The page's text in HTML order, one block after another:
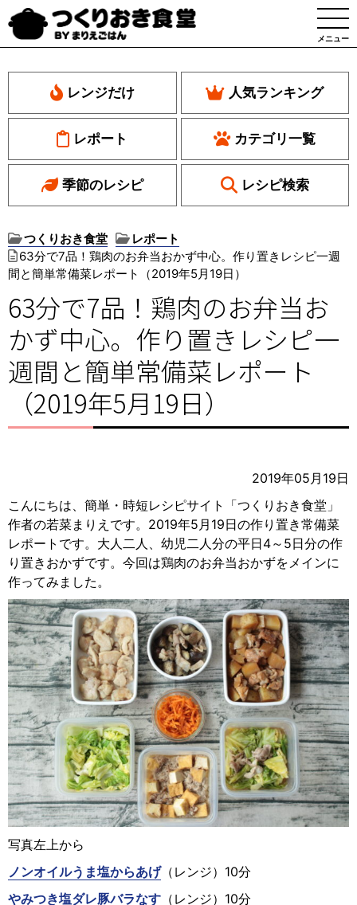
メニュー
レンジだけ 人気ランキング
レポート カテゴリ一覧
季節のレシピ レシピ検索
つくりおき食堂
レポート
63分で7品！鶏肉のお弁当おかず中心。作り置きレシピ一週
間と簡単常備菜レポート（2019年5月19日）
63分で7品！鶏肉のお弁当お
かず中心。作り置きレシピ一
週間と簡単常備菜レポート
（2019年5月19日）
2019年05月19日
こんにちは、簡単・時短レシピサイト「つくりおき食堂」
作者の若菜まりえです。2019年5月19日の作り置き常備菜
レポートです。大人二人、幼児二人分の平日4～5日分の作
り置きおかずです。今回は鶏肉のお弁当おかずをメインに
作ってみました。
写真左上から
ノンオイルうま塩からあげ（レンジ）10分
やみつき塩ダレ豚バラなす （レンジ）10分